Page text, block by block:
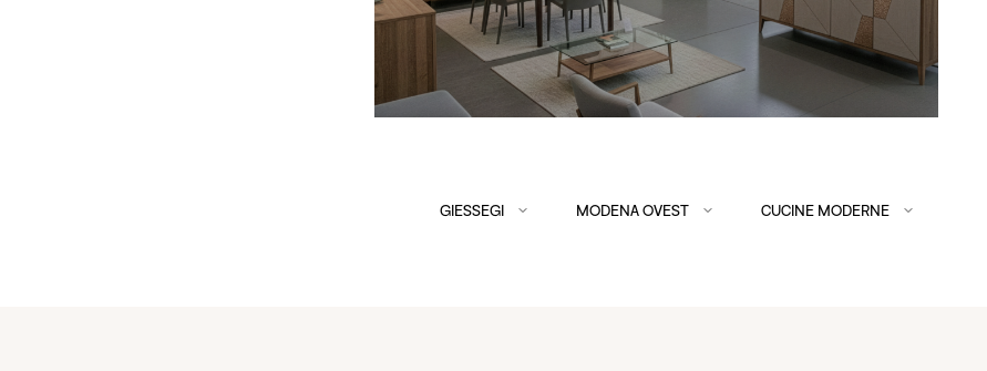
GIESSEGI MODENA OVEST CUCINE MODERNE